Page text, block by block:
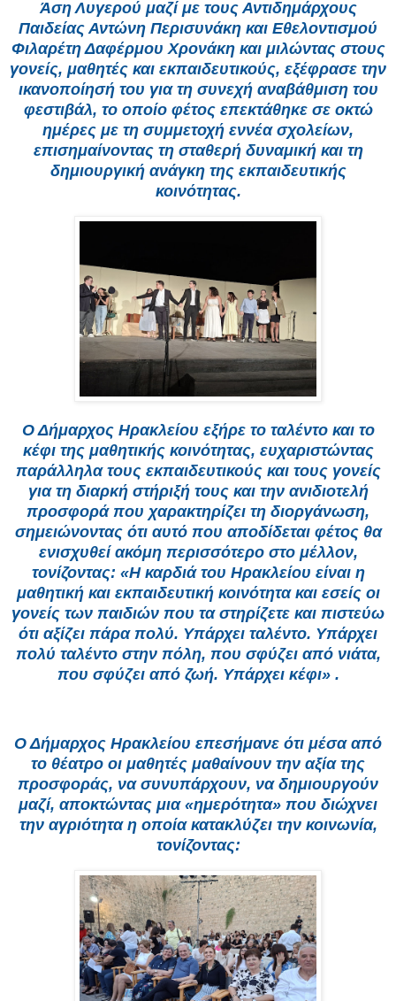
Άση Λυγερού μαζί με τους Αντιδημάρχους
Παιδείας Αντώνη Περισυνάκη και Εθελοντισμού
Φιλαρέτη Δαφέρμου Χρονάκη και μιλώντας στους
γονείς, μαθητές και εκπαιδευτικούς, εξέφρασε την
ικανοποίησή του για τη συνεχή αναβάθμιση του
φεστιβάλ, το οποίο φέτος επεκτάθηκε σε οκτώ
ημέρες με τη συμμετοχή εννέα σχολείων,
επισημαίνοντας τη σταθερή δυναμική και τη
δημιουργική ανάγκη της εκπαιδευτικής
κοινότητας.
Ο Δήμαρχος Ηρακλείου εξήρε το ταλέντο και το
κέφι της μαθητικής κοινότητας, ευχαριστώντας
παράλληλα τους εκπαιδευτικούς και τους γονείς
για τη διαρκή στήριξή τους και την ανιδιοτελή
προσφορά που χαρακτηρίζει τη διοργάνωση,
σημειώνοντας ότι αυτό που αποδίδεται φέτος θα
ενισχυθεί ακόμη περισσότερο στο μέλλον,
τονίζοντας: «Η καρδιά του Ηρακλείου είναι η
μαθητική και εκπαιδευτική κοινότητα και εσείς οι
γονείς των παιδιών που τα στηρίζετε και πιστεύω
ότι αξίζει πάρα πολύ. Υπάρχει ταλέντο. Υπάρχει
πολύ ταλέντο στην πόλη, που σφύζει από νιάτα,
που σφύζει από ζωή. Υπάρχει κέφι» .
Ο Δήμαρχος Ηρακλείου επεσήμανε ότι μέσα από
το θέατρο οι μαθητές μαθαίνουν την αξία της
προσφοράς, να συνυπάρχουν, να δημιουργούν
μαζί, αποκτώντας μια «ημερότητα» που διώχνει
την αγριότητα η οποία κατακλύζει την κοινωνία,
τονίζοντας: